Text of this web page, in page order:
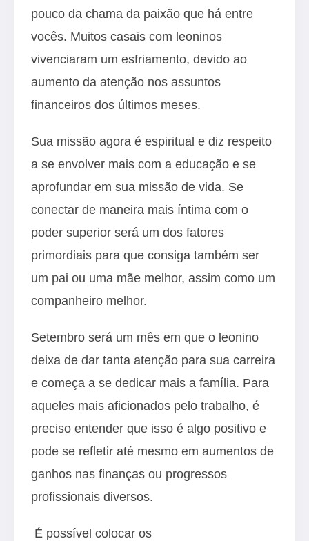
pouco da chama da paixão que há entre
vocês. Muitos casais com leoninos
vivenciaram um esfriamento, devido ao
aumento da atenção nos assuntos
financeiros dos últimos meses.
Sua missão agora é espiritual e diz respeito
a se envolver mais com a educação e se
aprofundar em sua missão de vida. Se
conectar de maneira mais íntima com o
poder superior será um dos fatores
primordiais para que consiga também ser
um pai ou uma mãe melhor, assim como um
companheiro melhor.
Setembro será um mês em que o leonino
deixa de dar tanta atenção para sua carreira
e começa a se dedicar mais a família. Para
aqueles mais aficionados pelo trabalho, é
preciso entender que isso é algo positivo e
pode se refletir até mesmo em aumentos de
ganhos nas finanças ou progressos
profissionais diversos.
É possível colocar os